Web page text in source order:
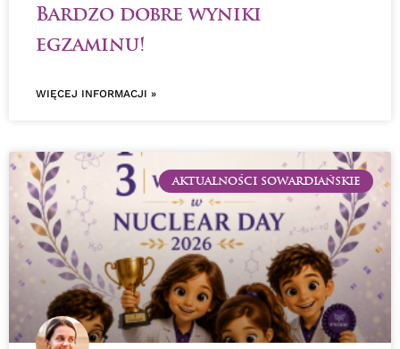
Bardzo dobre wyniki
egzaminu!
WIĘCEJ INFORMACJI »
AKTUALNOŚCI SOWARDIAŃSKIE